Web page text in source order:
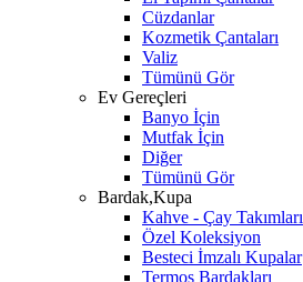
Cüzdanlar
Kozmetik Çantaları
Valiz
Tümünü Gör
Ev Gereçleri
Banyo İçin
Mutfak İçin
Diğer
Tümünü Gör
Bardak,Kupa
Kahve - Çay Takımları
Özel Koleksiyon
Besteci İmzalı Kupalar
Termos Bardakları